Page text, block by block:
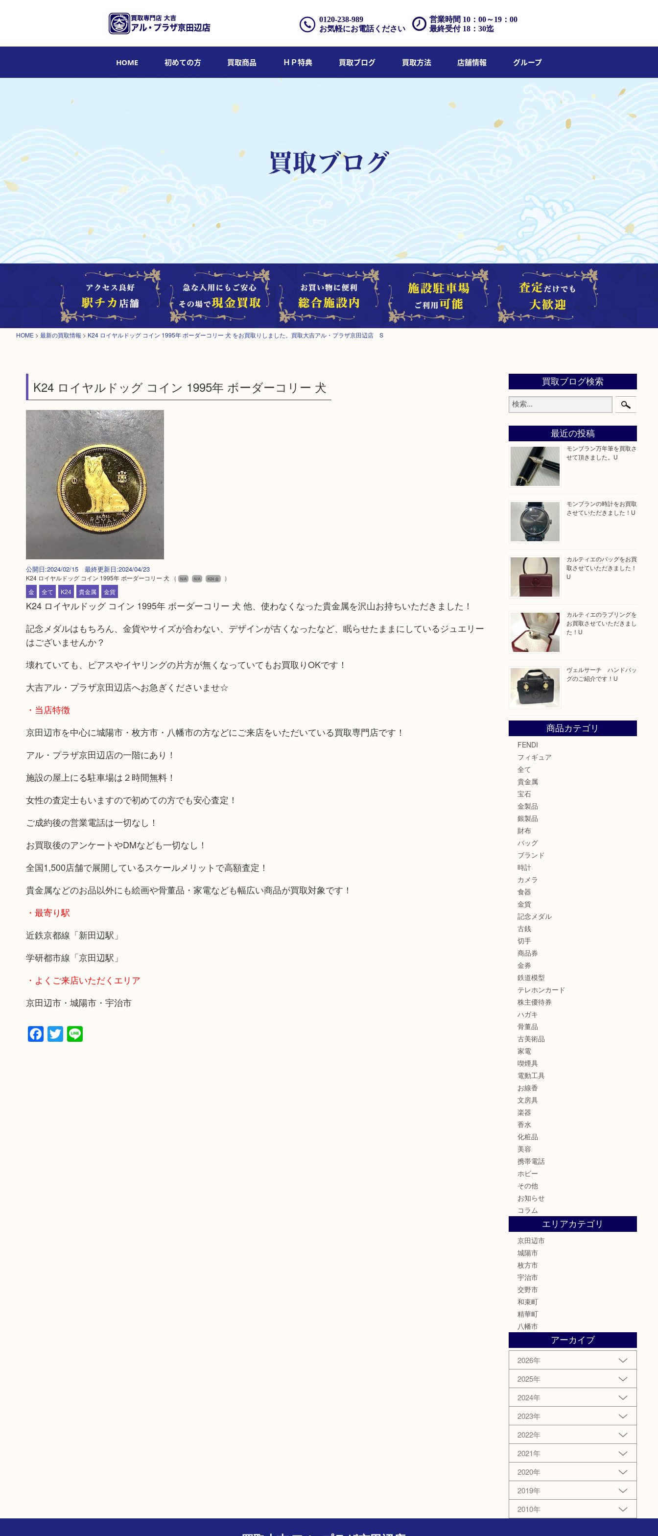
営業時間 10：00～19：00
最終受付 18：30迄
0120-238-989
お気軽にお電話ください
HOME 初めての方 買取商品 ＨＰ特典 買取ブログ 買取方法 店舗情報 グループ
HOME > 最新の買取情報 > K24 ロイヤルドッグ コイン 1995年 ボーダーコリー 犬 をお買取りしました。買取大吉アル・プラザ京田辺店 S
K24 ロイヤルドッグ コイン 1995年 ボーダーコリー 犬
公開日:2024/02/15 最終更新日:2024/04/23
K24 ロイヤルドッグ コイン 1995年 ボーダーコリー 犬 （ N/A N/A K24 金
）
金
全て K24 貴金属 金貨
K24 ロイヤルドッグ コイン 1995年 ボーダーコリー 犬 他、使わなくなった貴金属を沢山お持ちいただきました！
記念メダルはもちろん、金貨やサイズが合わない、デザインが古くなったなど、眠らせたままにしているジュエリー
はございませんか？
壊れていても、ピアスやイヤリングの片方が無くなっていてもお買取りOKです！
大吉アル・プラザ京田辺店へお急ぎくださいませ☆
・当店特徴
京田辺市を中心に城陽市・枚方市・八幡市の方などにご来店をいただいている買取専門店です！
アル・プラザ京田辺店の一階にあり！
施設の屋上にる駐車場は２時間無料！
女性の査定士もいますので初めての方でも安心査定！
ご成約後の営業電話は一切なし！
お買取後のアンケートやDMなども一切なし！
全国1,500店舗で展開しているスケールメリットで高額査定！
貴金属などのお品以外にも絵画や骨董品・家電なども幅広い商品が買取対象です！
・最寄り駅
近鉄京都線「新田辺駅」
学研都市線「京田辺駅」
・よくご来店いただくエリア
京田辺市・城陽市・宇治市
Facebook
Twitter
Line
買取ブログ検索
最近の投稿
モンブラン万年筆を買取さ
せて頂きました。U
モンブランの時計をお買取
させていただきました！U
カルティエのバッグをお買
取させていただきました！
U
カルティエのラブリングを
お買取させていただきまし
た！U
ヴェルサーチ ハンドバッ
グのご紹介です！U
商品カテゴリ
FENDI
フィギュア
全て
貴金属
宝石
金製品
銀製品
財布
バッグ
ブランド
時計
カメラ
食器
金貨
記念メダル
古銭
切手
商品券
金券
鉄道模型
テレホンカード
株主優待券
ハガキ
骨董品
古美術品
家電
喫煙具
電動工具
お線香
文房具
楽器
香水
化粧品
美容
携帯電話
ホビー
その他
お知らせ
コラム
エリアカテゴリ
京田辺市
城陽市
枚方市
宇治市
交野市
和束町
精華町
八幡市
アーカイブ
2026年
2025年
2024年
2023年
2022年
2021年
2020年
2019年
2010年